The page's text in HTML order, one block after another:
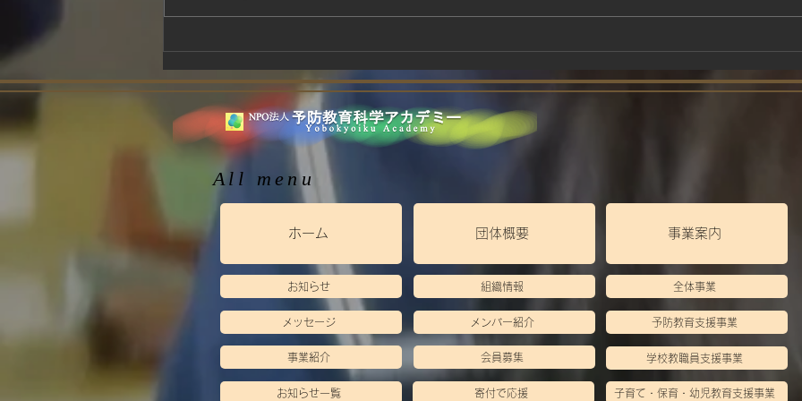
グ
All menu
ホーム 団体概要 事業案内
お知らせ 組織情報 全体事業
メッセージ メンバー紹介 予防教育支援事業
事業紹介 会員募集 学校教職員支援事業
お知らせ一覧 子育て・保育・幼児教育支援事業
寄付で応援